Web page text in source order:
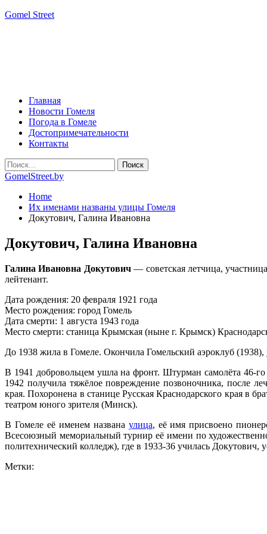
Gomel Street
Главная
Новости Гомеля
Погода в Гомеле
Достопримечательности
Контакты
GomelStreet.by
Home
Их именами названы улицы Гомеля
Докутович, Галина Ивановна
Докутович, Галина Ивановна
Галина Ивановна Докутович— советская летчица,
лейтенант.
Дата рождения: 20 февраля 1921 года
Место рождения: город Гомель
Дата смерти: 1 августа 1943 года
Место смерти: станица Крымская (ныне г. Крымск)
До 1938 жила в Гомеле. Окончила Гомельский аэроклуб
В 1941 добровольцем ушла на фронт. Штурман самолёта 46-
1942 получила тяжёлое повреждение позвоночника, после
края. Похоронена в станице Русская Краснодарского края в
театром юного зрителя (Минск).
В Гомеле её именем названа улица, её имя присвоено
Всесоюзный мемориальный турнир её имени по
политехнический колледж), где в 1933-36 училась Докутович,
Метки: